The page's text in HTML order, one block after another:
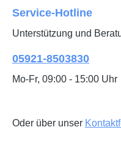
Service-Hotline
Unterstützung und
05921-8503830
Mo-Fr, 09:00 - 15:00 Uhr
Oder über unser